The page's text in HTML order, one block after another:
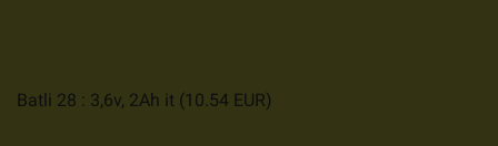
Batli 28 : 3,6v, 2Ah it (10.54 EUR)